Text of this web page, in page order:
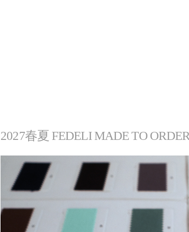
2027春夏 FEDELI MADE TO